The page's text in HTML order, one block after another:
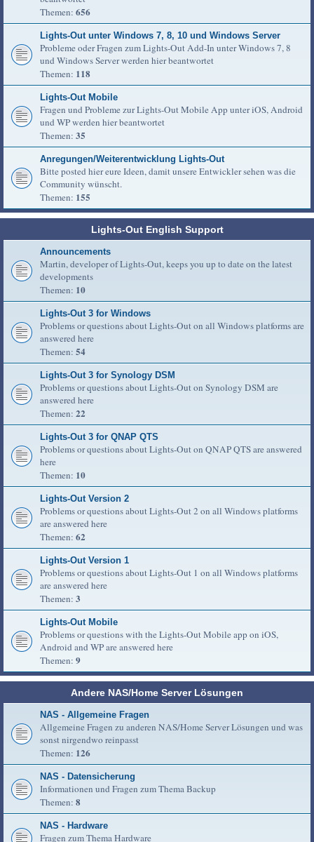
Themen: 656
Lights-Out unter Windows 7, 8, 10 und Windows Server
Probleme oder Fragen zum Lights-Out Add-In unter Windows 7, 8
und Windows Server werden hier beantwortet
Themen: 118
Lights-Out Mobile
Fragen und Probleme zur Lights-Out Mobile App unter iOS, Android
und WP werden hier beantwortet
Themen: 35
Anregungen/Weiterentwicklung Lights-Out
Bitte posted hier eure Ideen, damit unsere Entwickler sehen was die
Community wünscht.
Themen: 155
Lights-Out English Support
Announcements
Martin, developer of Lights-Out, keeps you up to date on the latest
developments
Themen: 10
Lights-Out 3 for Windows
Problems or questions about Lights-Out on all Windows platforms are
answered here
Themen: 54
Lights-Out 3 for Synology DSM
Problems or questions about Lights-Out on Synology DSM are
answered here
Themen: 22
Lights-Out 3 for QNAP QTS
Problems or questions about Lights-Out on QNAP QTS are answered
here
Themen: 10
Lights-Out Version 2
Problems or questions about Lights-Out 2 on all Windows platforms
are answered here
Themen: 62
Lights-Out Version 1
Problems or questions about Lights-Out 1 on all Windows platforms
are answered here
Themen: 3
Lights-Out Mobile
Problems or questions with the Lights-Out Mobile app on iOS,
Android and WP are answered here
Themen: 9
Andere NAS/Home Server Lösungen
NAS - Allgemeine Fragen
Allgemeine Fragen zu anderen NAS/Home Server Lösungen und was
sonst nirgendwo reinpasst
Themen: 126
NAS - Datensicherung
Informationen und Fragen zum Thema Backup
Themen: 8
NAS - Hardware
Fragen zum Thema Hardware